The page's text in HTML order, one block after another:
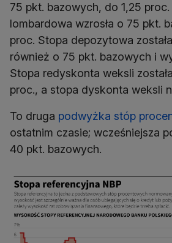
75 pkt. bazowych, do 1,25
lombardowa wzrosła o 75 pkt.
proc. Stopa depozytowa
również o 75 pkt. bazowych i
Stopa redyskonta weksli
proc., a stopa dyskonta weksli
To druga podwyżka stóp
ostatnim czasie; wcześniejsza
40 pkt. bazowych.